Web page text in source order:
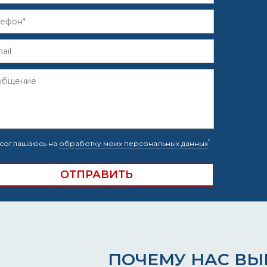
на обработку моих персональных данных*
ПОЧЕМУ НАС